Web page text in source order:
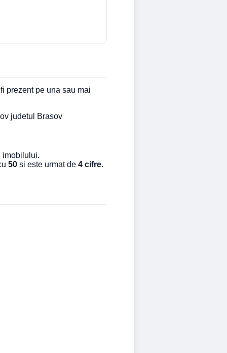
prezent pe una sau mai
judetul Brasov
imobilului.
50 si este urmat de 4 cifre.